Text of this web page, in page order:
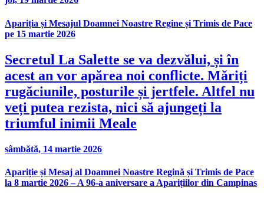
Apariția și Mesajul Doamnei Noastre Regine și Trimis de Pace
pe 15 martie 2026
Secretul La Salette se va dezvălui, și în
acest an vor apărea noi conflicte. Măriți
rugăciunile, posturile și jertfele. Altfel nu
veți putea rezista, nici să ajungeți la
triumful inimii Meale
sâmbătă, 14 martie 2026
Apariție și Mesaj al Doamnei Noastre Regină și Trimis de Pace
la 8 martie 2026 – A 96-a aniversare a Aparițiilor din Campinas